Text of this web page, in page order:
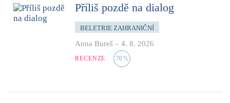
Příliš pozdě na dialog
BELETRIE ZAHRANIČNÍ
Anna Bureš – 4. 8. 2026
RECENZE 70%